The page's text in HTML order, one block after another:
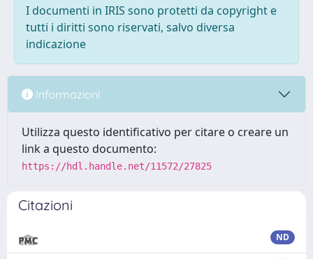
I documenti in IRIS sono protetti da copyright e
tutti i diritti sono riservati, salvo diversa
indicazione
Informazioni
Utilizza questo identificativo per citare o creare un
link a questo documento:
https://hdl.handle.net/11572/27825
Citazioni
ND